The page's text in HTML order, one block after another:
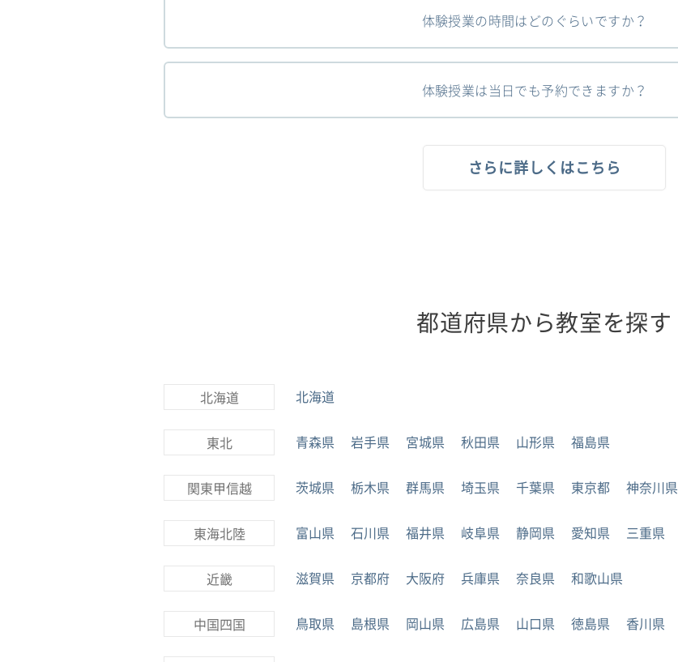
体験授業の時間はどのぐらいですか？
体験授業は当日でも予約できますか？
さらに詳しくはこちら
都道府県から教室を探す
北海道 北海道
東北 青森県 岩手県 宮城県 秋田県 山形県 福島県
関東甲信越 茨城県 栃木県 群馬県 埼玉県 千葉県 東京都 神奈川県
東海北陸 富山県 石川県 福井県 岐阜県 静岡県 愛知県 三重県
近畿 滋賀県 京都府 大阪府 兵庫県 奈良県 和歌山県
中国四国 鳥取県 島根県 岡山県 広島県 山口県 徳島県 香川県